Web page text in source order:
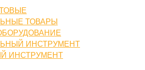
ТОВАРЫ
ИНСТРУМЕНТ
ИНСТРУМЕНТ